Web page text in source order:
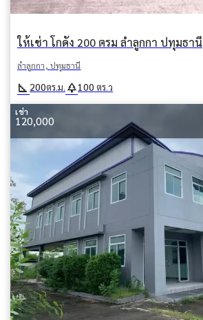
ให้เช่า โกดัง 200 ตรม ลำลูกกา ปทุมธานี
ลำลูกกา, ปทุมธานี
square_foot 200ตร.ม. park100 ตร.ว
เช่า
120,000